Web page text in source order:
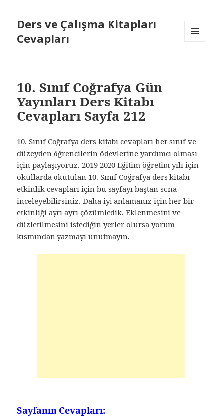
Ders ve Çalışma Kitapları
Cevapları
10. Sınıf Coğrafya Gün
Yayınları Ders Kitabı
Cevapları Sayfa 212
10. Sınıf Coğrafya ders kitabı cevapları her sınıf ve
düzeyden öğrencilerin ödevlerine yardımcı olması
için paylaşıyoruz. 2019 2020 Eğitim öğretim yılı için
okullarda okutulan 10. Sınıf Coğrafya ders kitabı
etkinlik cevapları için bu sayfayı baştan sona
inceleyebilirsiniz. Daha iyi anlamanız için her bir
etkinliği ayrı ayrı çözümledik. Eklenmesini ve
düzletilmesini istediğin yerler olursa yorum
kısmından yazmayı unutmayın.
Sayfanın Cevapları: